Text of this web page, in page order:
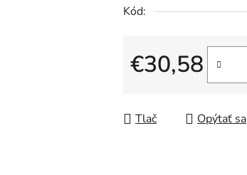
Kód:
€30,58
Jednotková cena:
Tlač Opýtať sa